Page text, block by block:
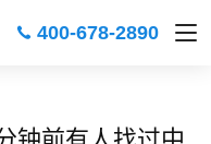
400-678-2890